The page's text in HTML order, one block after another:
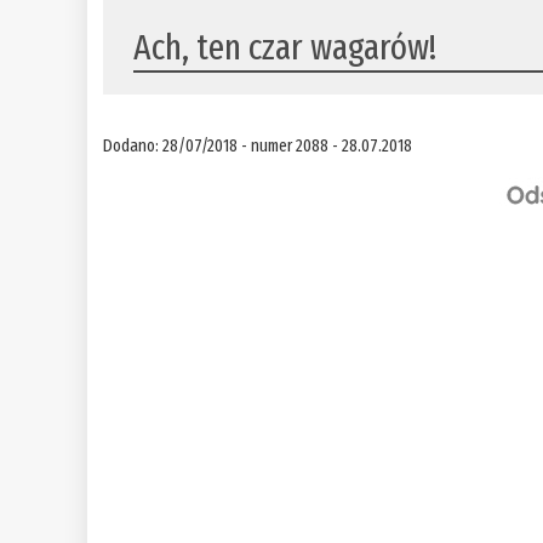
Ach, ten czar wagarów!
Dodano: 28/07/2018 - numer 2088 - 28.07.2018